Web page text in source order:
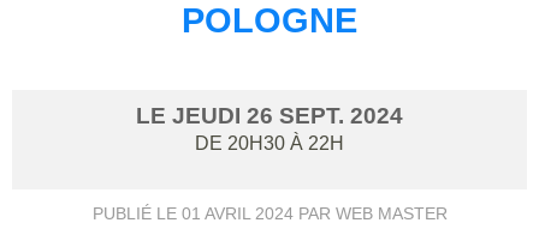
POLOGNE
LE JEUDI 26 SEPT. 2024
DE 20H30 À 22H
PUBLIÉ LE 01 AVRIL 2024PAR WEB MASTER